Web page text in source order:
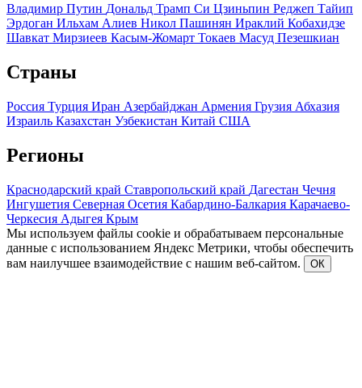
Владимир Путин Дональд Трамп Си Цзиньпин Реджеп Тайип
Эрдоган Ильхам Алиев Никол Пашинян Ираклий Кобахидзе
Шавкат Мирзиеев Касым-Жомарт Токаев Масуд Пезешкиан
Страны
Россия Турция Иран Азербайджан Армения Грузия Абхазия
Израиль Казахстан Узбекистан Китай США
Регионы
Краснодарский край Ставропольский край Дагестан Чечня
Ингушетия Северная Осетия Кабардино-Балкария Карачаево-
Черкесия Адыгея Крым
Мы используем файлы cookie и обрабатываем персональные
данные с использованием Яндекс Метрики, чтобы обеспечить
вам наилучшее взаимодействие с нашим веб-сайтом.
ОК